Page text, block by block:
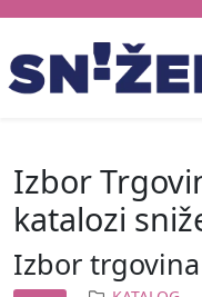
Izbor
katalozi
Izbor